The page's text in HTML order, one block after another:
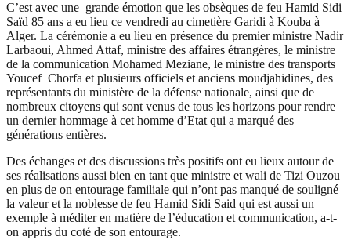
C’est avec une grande émotion que les obsèques de feu Hamid Sidi
Saïd 85 ans a eu lieu ce vendredi au cimetière Garidi à Kouba à
Alger. La cérémonie a eu lieu en présence du premier ministre Nadir
Larbaoui, Ahmed Attaf, ministre des affaires étrangères, le ministre
de la communication Mohamed Meziane, le ministre des transports
Youcef Chorfa et plusieurs officiels et anciens moudjahidines, des
représentants du ministère de la défense nationale, ainsi que de
nombreux citoyens qui sont venus de tous les horizons pour rendre
un dernier hommage à cet homme d’Etat qui a marqué des
générations entières.
Des échanges et des discussions très positifs ont eu lieux autour de
ses réalisations aussi bien en tant que ministre et wali de Tizi Ouzou
en plus de on entourage familiale qui n’ont pas manqué de souligné
la valeur et la noblesse de feu Hamid Sidi Said qui est aussi un
exemple à méditer en matière de l’éducation et communication, a-t-
on appris du coté de son entourage.